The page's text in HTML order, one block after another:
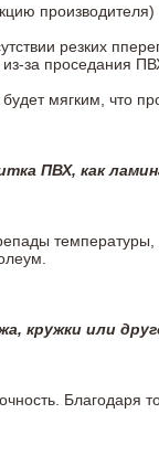
производителя)
резких
за проседания
мягким, что
ПВХ, как
температуры,
кружки или
Благодаря